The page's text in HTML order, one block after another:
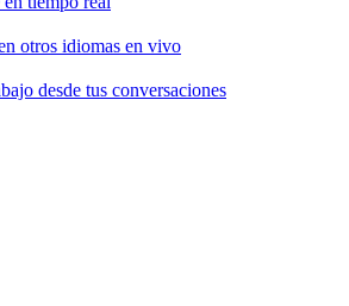
otros idiomas en vivo
desde tus conversaciones